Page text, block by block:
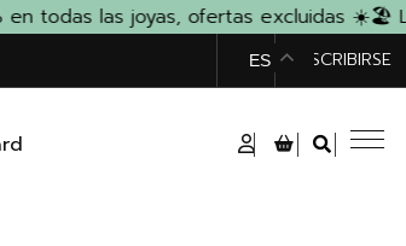
todas las joyas, ofertas excluidas ☀️🏖️ La
ES
TIENDASUSCRIBIRSE